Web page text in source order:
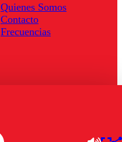
Quienes Somos
Contacto
Frecuencias